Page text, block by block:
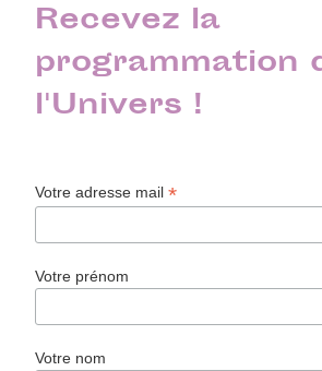
Recevez la
programmation
l'Univers !
Votre adresse mail*
Votre prénom
Votre nom